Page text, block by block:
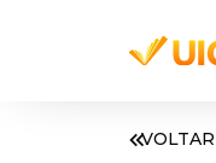
VOLTAR